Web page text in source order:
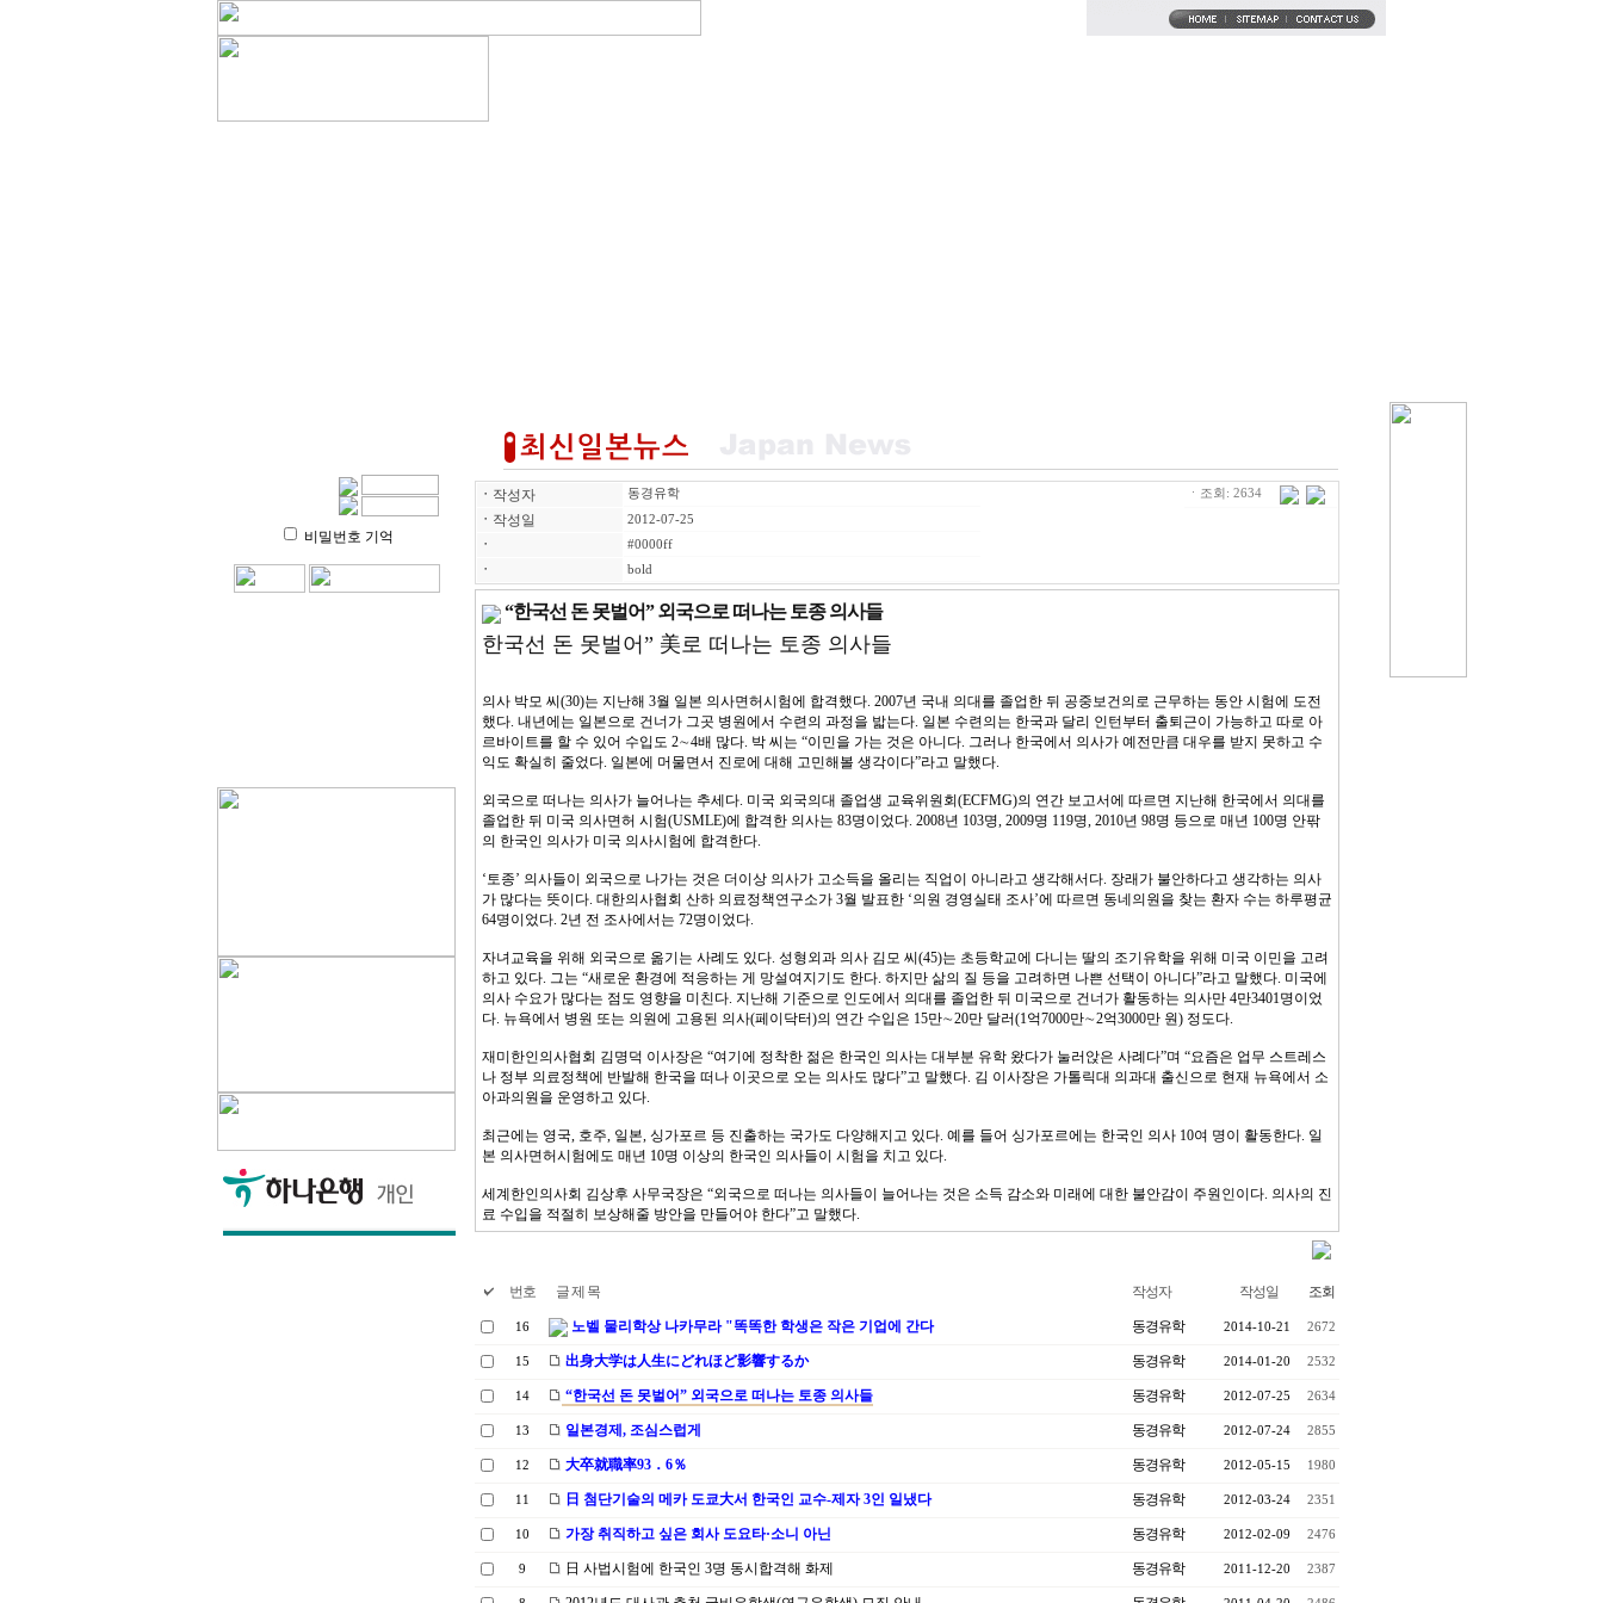
비밀번호 기억
ㆍ 작성자 동경유학
ㆍ 작성일 2012-07-25
ㆍ #0000ff
ㆍ bold
ㆍ조회: 2634
“한국선 돈 못벌어” 외국으로 떠나는 토종 의사들
한국선 돈 못벌어” 美로 떠나는 토종 의사들
의사 박모 씨(30)는 지난해 3월 일본 의사면허시험에 합격했다. 2007년 국내 의대를 졸업한 뒤 공중보건의로 근무하는 동안 시험에 도전
했다. 내년에는 일본으로 건너가 그곳 병원에서 수련의 과정을 밟는다. 일본 수련의는 한국과 달리 인턴부터 출퇴근이 가능하고 따로 아
르바이트를 할 수 있어 수입도 2∼4배 많다. 박 씨는 “이민을 가는 것은 아니다. 그러나 한국에서 의사가 예전만큼 대우를 받지 못하고 수
익도 확실히 줄었다. 일본에 머물면서 진로에 대해 고민해볼 생각이다”라고 말했다.
외국으로 떠나는 의사가 늘어나는 추세다. 미국 외국의대 졸업생 교육위원회(ECFMG)의 연간 보고서에 따르면 지난해 한국에서 의대를
졸업한 뒤 미국 의사면허 시험(USMLE)에 합격한 의사는 83명이었다. 2008년 103명, 2009명 119명, 2010년 98명 등으로 매년 100명 안팎
의 한국인 의사가 미국 의사시험에 합격한다.
‘토종’ 의사들이 외국으로 나가는 것은 더이상 의사가 고소득을 올리는 직업이 아니라고 생각해서다. 장래가 불안하다고 생각하는 의사
가 많다는 뜻이다. 대한의사협회 산하 의료정책연구소가 3월 발표한 ‘의원 경영실태 조사’에 따르면 동네의원을 찾는 환자 수는 하루평균
64명이었다. 2년 전 조사에서는 72명이었다.
자녀교육을 위해 외국으로 옮기는 사례도 있다. 성형외과 의사 김모 씨(45)는 초등학교에 다니는 딸의 조기유학을 위해 미국 이민을 고려
하고 있다. 그는 “새로운 환경에 적응하는 게 망설여지기도 한다. 하지만 삶의 질 등을 고려하면 나쁜 선택이 아니다”라고 말했다. 미국에
의사 수요가 많다는 점도 영향을 미친다. 지난해 기준으로 인도에서 의대를 졸업한 뒤 미국으로 건너가 활동하는 의사만 4만3401명이었
다. 뉴욕에서 병원 또는 의원에 고용된 의사(페이닥터)의 연간 수입은 15만∼20만 달러(1억7000만∼2억3000만 원) 정도다.
재미한인의사협회 김명덕 이사장은 “여기에 정착한 젊은 한국인 의사는 대부분 유학 왔다가 눌러앉은 사례다”며 “요즘은 업무 스트레스
나 정부 의료정책에 반발해 한국을 떠나 이곳으로 오는 의사도 많다”고 말했다. 김 이사장은 가톨릭대 의과대 출신으로 현재 뉴욕에서 소
아과의원을 운영하고 있다.
최근에는 영국, 호주, 일본, 싱가포르 등 진출하는 국가도 다양해지고 있다. 예를 들어 싱가포르에는 한국인 의사 10여 명이 활동한다. 일
본 의사면허시험에도 매년 10명 이상의 한국인 의사들이 시험을 치고 있다.
세계한인의사회 김상후 사무국장은 “외국으로 떠나는 의사들이 늘어나는 것은 소득 감소와 미래에 대한 불안감이 주원인이다. 의사의 진
료 수입을 적절히 보상해줄 방안을 만들어야 한다”고 말했다.
번호 글 제 목 작성자 작성일 조회
16 노벨 물리학상 나카무라 "똑똑한 학생은 작은 기업에 간다 동경유학 2014-10-21 2672
15 出身大学は人生にどれほど影響するか 동경유학 2014-01-20 2532
14 “한국선 돈 못벌어” 외국으로 떠나는 토종 의사들 동경유학 2012-07-25 2634
13 일본경제, 조심스럽게 동경유학 2012-07-24 2855
12 大卒就職率93．6％ 동경유학 2012-05-15 1980
11 日 첨단기술의 메카 도쿄大서 한국인 교수-제자 3인 일냈다 동경유학 2012-03-24 2351
10 가장 취직하고 싶은 회사 도요타·소니 아닌 동경유학 2012-02-09 2476
9 日 사법시험에 한국인 3명 동시합격해 화제 동경유학 2011-12-20 2387